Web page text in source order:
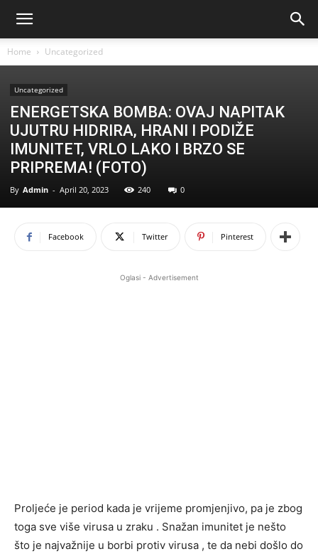
Home Uncategorized
Uncategorized
ENERGETSKA BOMBA: OVAJ NAPITAK
UJUTRU HIDRIRA, HRANI I PODIŽE
IMUNITET, VRLO LAKO I BRZO SE
PRIPREMA! (FOTO)
By Admin - April 20, 2023 240 0
Facebook Twitter Pinterest
Oglasi - Advertisement
Proljeće je period kada je vrijeme promjenjivo, pa je zbog
toga sve više virusa u zraku . Snažan imunitet je nešto
što je najvažnije u borbi protiv virusa , te da nebi došlo do